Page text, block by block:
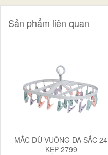
Sản phẩm liên quan
MẮC DÙ VUÔNG ĐA SẮC 24
KẸP 2799